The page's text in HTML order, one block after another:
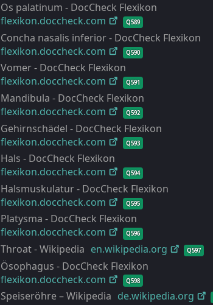
Os palatinum - DocCheck Flexikon
flexikon.doccheck.com
Q589
Concha nasalis inferior - DocCheck Flexikon
flexikon.doccheck.com
Q590
Vomer - DocCheck Flexikon
flexikon.doccheck.com
Q591
Mandibula - DocCheck Flexikon
flexikon.doccheck.com
Q592
Gehirnschädel - DocCheck Flexikon
flexikon.doccheck.com
Q593
Hals - DocCheck Flexikon
flexikon.doccheck.com
Q594
Halsmuskulatur - DocCheck Flexikon
flexikon.doccheck.com
Q595
Platysma - DocCheck Flexikon
flexikon.doccheck.com
Q596
Throat - Wikipedia en.wikipedia.org Q597
Ösophagus - DocCheck Flexikon
flexikon.doccheck.com
Q598
Speiseröhre – Wikipedia de.wikipedia.org